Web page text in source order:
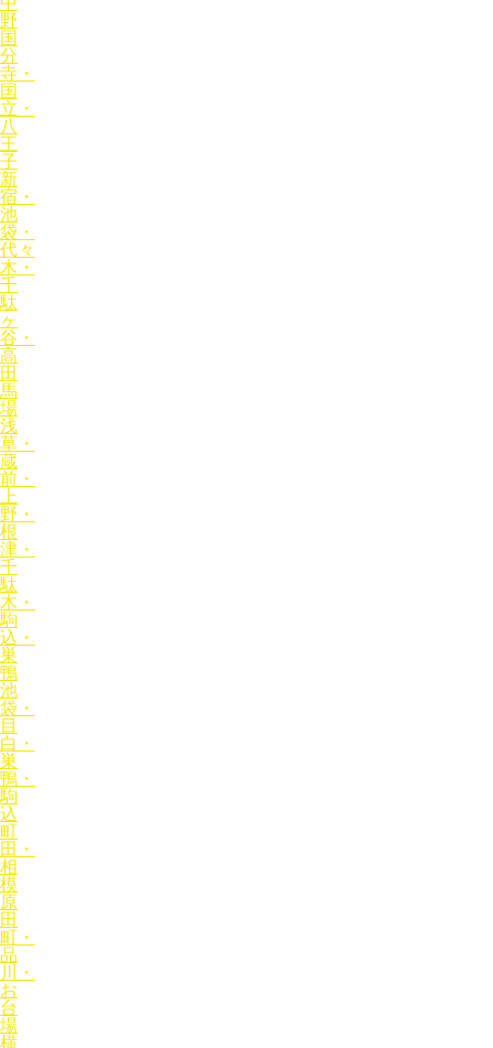
野
国
分
寺・
国
立・
八
王
子
新
宿・
池
袋・
代々
木・
千
駄
ヶ
谷・
高
田
馬
場
浅
草・
蔵
前・
上
野・
根
津・
千
駄
木・
駒
込・
巣
鴨
池
袋・
目
白・
巣
鴨・
駒
込
町
田・
相
模
原
田
町・
品
川・
お
台
場
横